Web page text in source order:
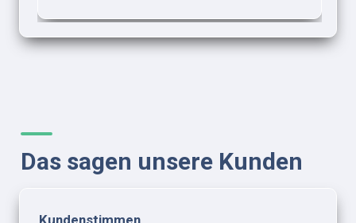
Das sagen unsere Kunden
Kundenstimmen